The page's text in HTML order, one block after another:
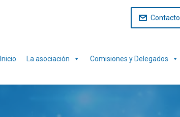
Contacto
Inicio La asociación Comisiones y Delegados